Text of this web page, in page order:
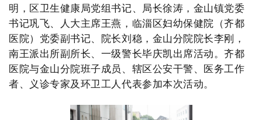
明，区卫生健康局党组书记、局长徐涛，金山镇党委
书记巩飞、人大主席王燕，临淄区妇幼保健院（齐都
医院）党委副书记、院长刘稳，金山分院院长李刚，
南王派出所副所长、一级警长毕庆凯出席活动。齐都
医院与金山分院班子成员、辖区公安干警、医务工作
者、义诊专家及环卫工人代表参加本次活动。